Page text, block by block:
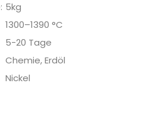
5kg
1300–1390 °C
5-20 Tage
Chemie, Erdöl
Nickel